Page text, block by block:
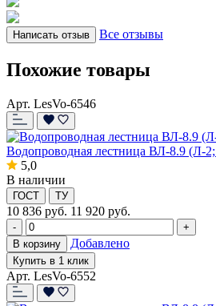
Написать отзыв Все отзывы
Похожие товары
Арт. LesVo-6546
Водопроводная лестница ВЛ-8.9 (Л-
5,0
В наличии
ГОСТ ТУ
10 836 руб. 11 920 руб.
-
+
В корзину
Добавлено
Купить в 1 клик
Арт. LesVo-6552